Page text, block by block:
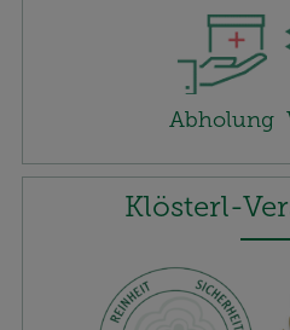
Abholung
Klösterl-